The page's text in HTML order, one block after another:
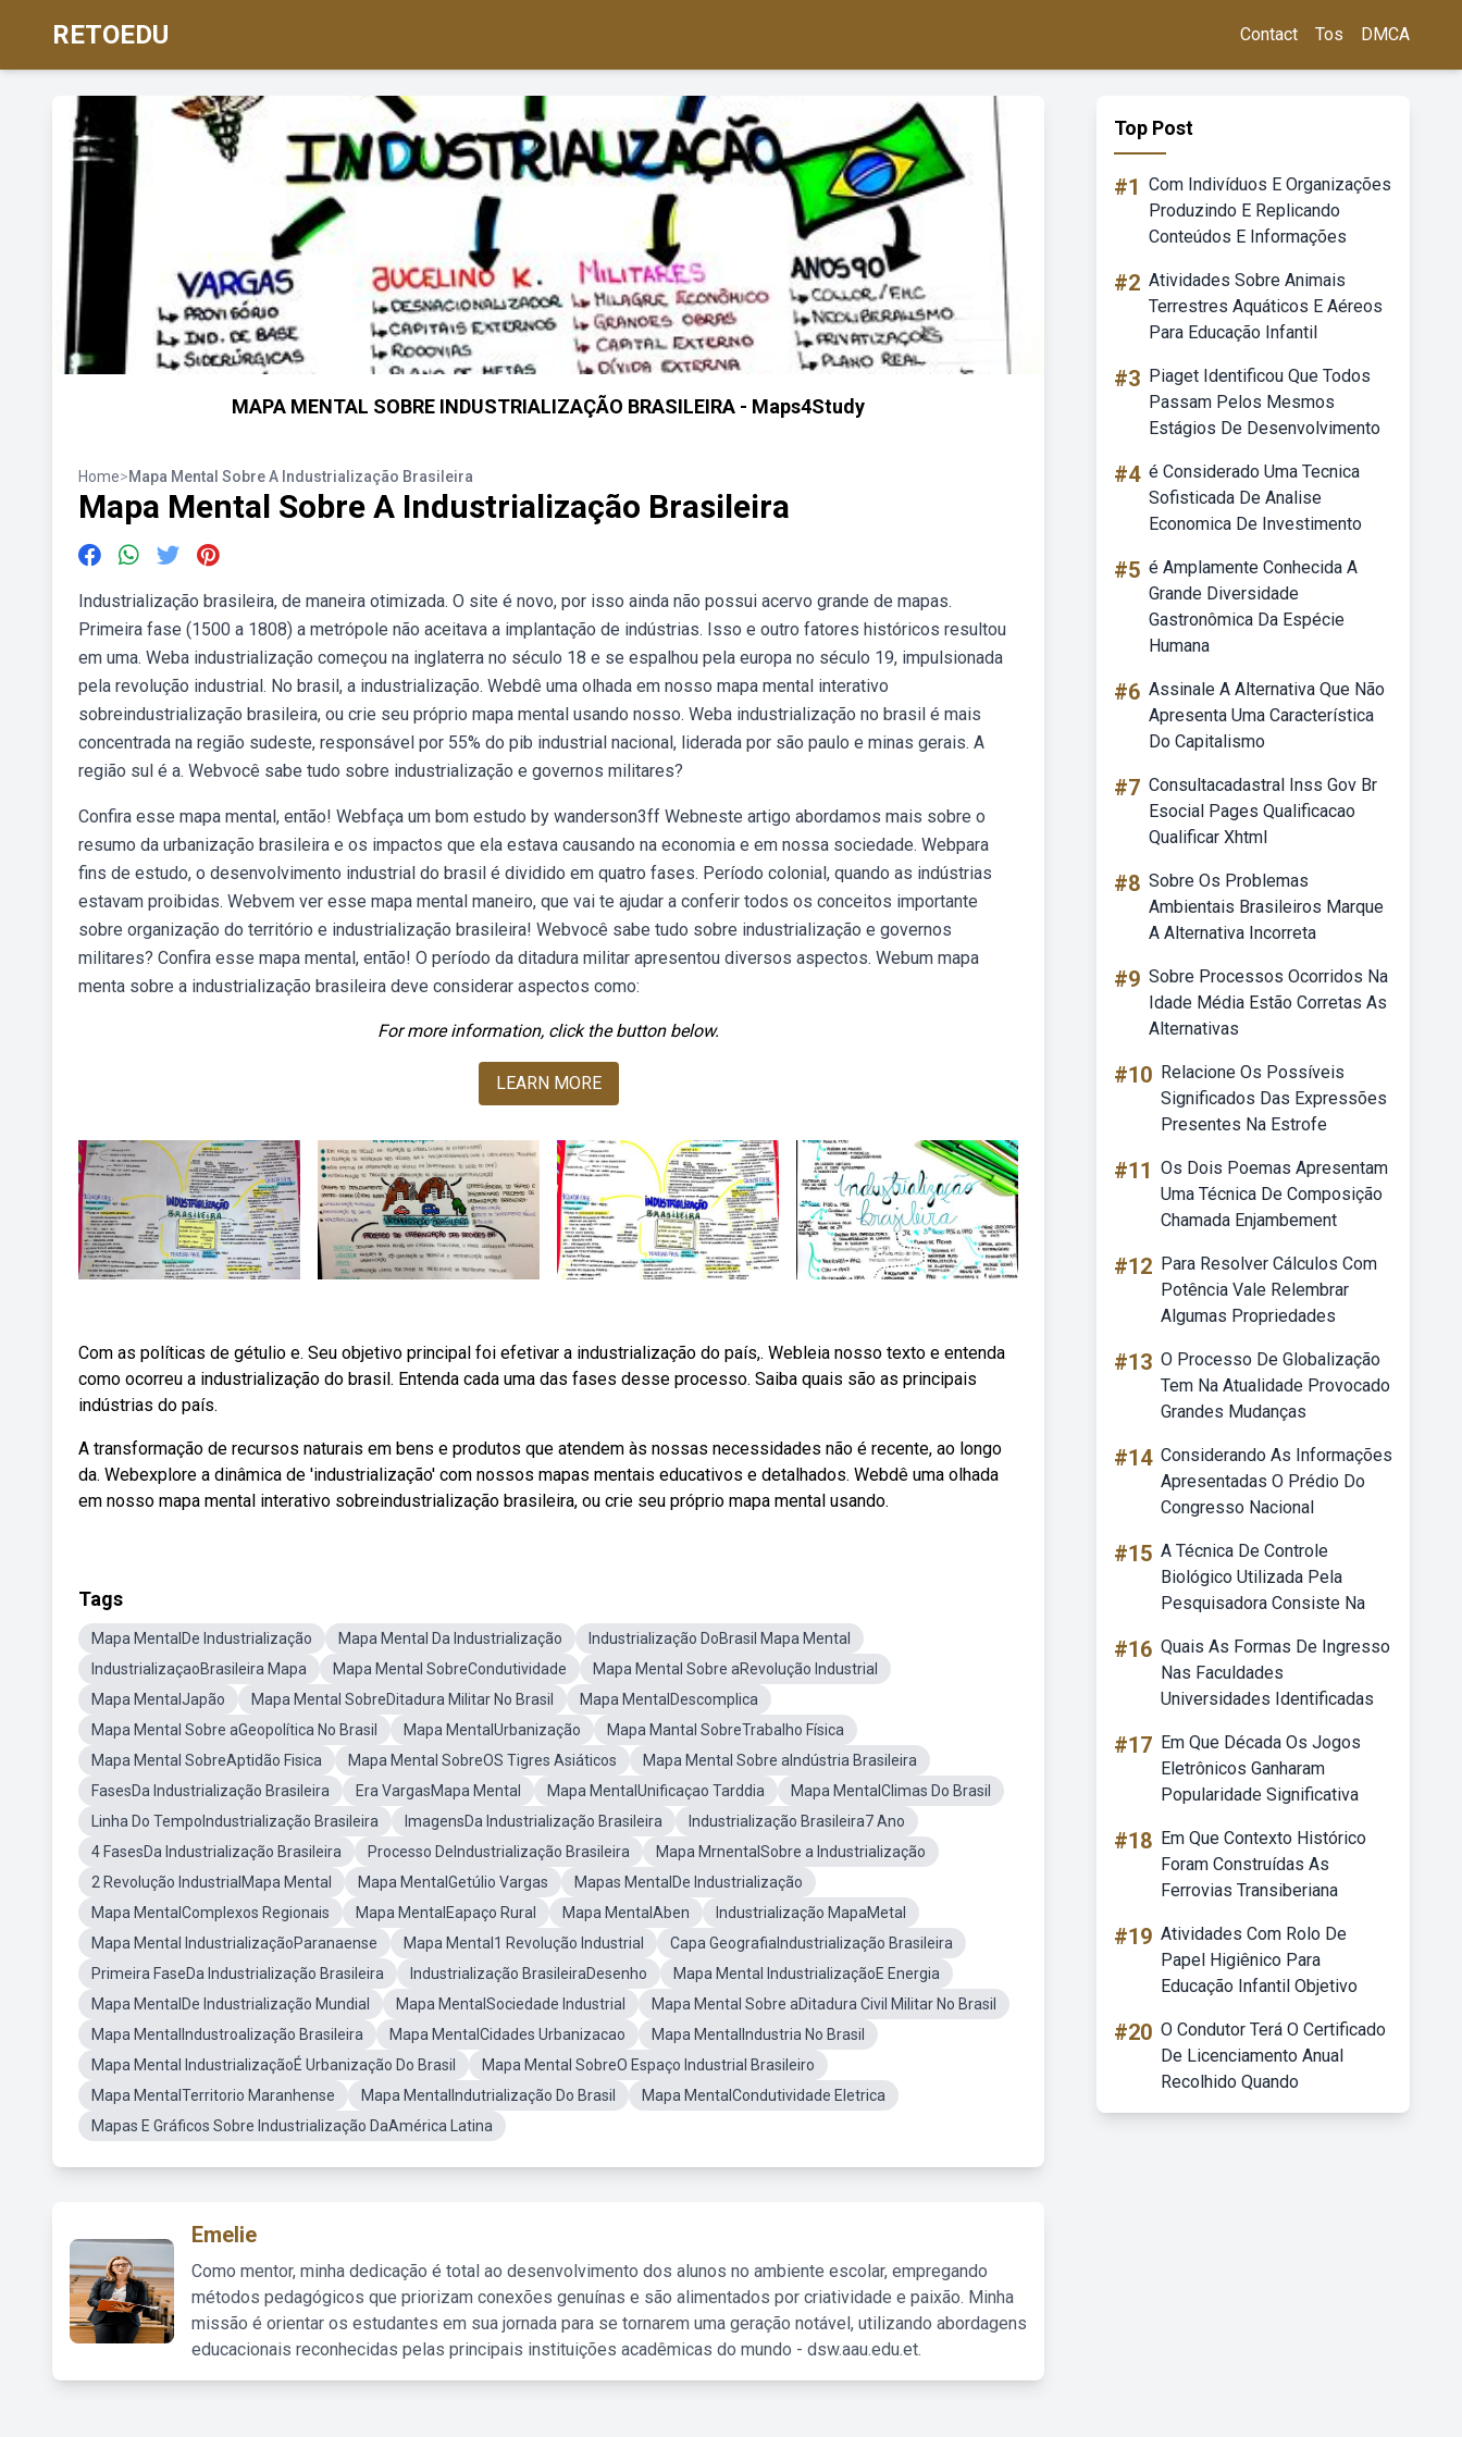
RETOEDU Contact Tos DMCA
MAPA MENTAL SOBRE INDUSTRIALIZAÇÃO BRASILEIRA - Maps4Study
Home>Mapa Mental Sobre A Industrialização Brasileira
Mapa Mental Sobre A Industrialização Brasileira
Industrialização brasileira, de maneira otimizada. O site é novo, por isso ainda não possui acervo grande de mapas.
Primeira fase (1500 a 1808) a metrópole não aceitava a implantação de indústrias. Isso e outro fatores históricos resultou
em uma. Weba industrialização começou na inglaterra no século 18 e se espalhou pela europa no século 19, impulsionada
pela revolução industrial. No brasil, a industrialização. Webdê uma olhada em nosso mapa mental interativo
sobreindustrialização brasileira, ou crie seu próprio mapa mental usando nosso. Weba industrialização no brasil é mais
concentrada na região sudeste, responsável por 55% do pib industrial nacional, liderada por são paulo e minas gerais. A
região sul é a. Webvocê sabe tudo sobre industrialização e governos militares?
Confira esse mapa mental, então! Webfaça um bom estudo by wanderson3ff Webneste artigo abordamos mais sobre o
resumo da urbanização brasileira e os impactos que ela estava causando na economia e em nossa sociedade. Webpara
fins de estudo, o desenvolvimento industrial do brasil é dividido em quatro fases. Período colonial, quando as indústrias
estavam proibidas. Webvem ver esse mapa mental maneiro, que vai te ajudar a conferir todos os conceitos importante
sobre organização do território e industrialização brasileira! Webvocê sabe tudo sobre industrialização e governos
militares? Confira esse mapa mental, então! O período da ditadura militar apresentou diversos aspectos. Webum mapa
menta sobre a industrialização brasileira deve considerar aspectos como:
For more information, click the button below.
LEARN MORE
Com as políticas de gétulio e. Seu objetivo principal foi efetivar a industrialização do país,. Webleia nosso texto e entenda
como ocorreu a industrialização do brasil. Entenda cada uma das fases desse processo. Saiba quais são as principais
indústrias do país.
A transformação de recursos naturais em bens e produtos que atendem às nossas necessidades não é recente, ao longo
da. Webexplore a dinâmica de 'industrialização' com nossos mapas mentais educativos e detalhados. Webdê uma olhada
em nosso mapa mental interativo sobreindustrialização brasileira, ou crie seu próprio mapa mental usando.
Tags
Mapa MentalDe Industrialização Mapa Mental Da Industrialização
Industrialização DoBrasil Mapa Mental
IndustrializaçaoBrasileira Mapa
Mapa Mental SobreCondutividade
Mapa Mental Sobre aRevolução Industrial
Mapa MentalJapão
Mapa Mental SobreDitadura Militar No Brasil
Mapa MentalDescomplica
Mapa Mental Sobre aGeopolítica No Brasil
Mapa MentalUrbanização
Mapa Mantal SobreTrabalho Física
Mapa Mental SobreAptidão Fisica
Mapa Mental SobreOS Tigres Asiáticos
Mapa Mental Sobre aIndústria Brasileira
FasesDa Industrialização Brasileira
Era VargasMapa Mental Mapa MentalUnificaçao Tarddia
Mapa MentalClimas Do Brasil
Linha Do TempoIndustrialização Brasileira
ImagensDa Industrialização Brasileira
Industrialização Brasileira7 Ano
4 FasesDa Industrialização Brasileira
Processo DeIndustrialização Brasileira
Mapa MrnentalSobre a Industrialização
2 Revolução IndustrialMapa Mental
Mapa MentalGetúlio Vargas
Mapas MentalDe Industrialização
Mapa MentalComplexos Regionais
Mapa MentalEapaço Rural Mapa MentalAben
Industrialização MapaMetal
Mapa Mental IndustrializaçãoParanaense
Mapa Mental1 Revolução Industrial
Capa GeografiaIndustrialização Brasileira
Primeira FaseDa Industrialização Brasileira
Industrialização BrasileiraDesenho
Mapa Mental IndustrializaçãoE Energia
Mapa MentalDe Industrialização Mundial
Mapa MentalSociedade Industrial
Mapa Mental Sobre aDitadura Civil Militar No Brasil
Mapa MentalIndustroalização Brasileira
Mapa MentalCidades Urbanizacao
Mapa MentalIndustria No Brasil
Mapa Mental IndustrializaçãoÉ Urbanização Do Brasil
Mapa Mental SobreO Espaço Industrial Brasileiro
Mapa MentalTerritorio Maranhense
Mapa MentalIndutrialização Do Brasil
Mapa MentalCondutividade Eletrica
Mapas E Gráficos Sobre Industrialização DaAmérica Latina
Emelie
Como mentor, minha dedicação é total ao desenvolvimento dos alunos no ambiente escolar, empregando
métodos pedagógicos que priorizam conexões genuínas e são alimentados por criatividade e paixão. Minha
missão é orientar os estudantes em sua jornada para se tornarem uma geração notável, utilizando abordagens
educacionais reconhecidas pelas principais instituições acadêmicas do mundo - dsw.aau.edu.et.
Top Post
#1 Com Indivíduos E Organizações
Produzindo E Replicando
Conteúdos E Informações
#2 Atividades Sobre Animais
Terrestres Aquáticos E Aéreos
Para Educação Infantil
#3 Piaget Identificou Que Todos
Passam Pelos Mesmos
Estágios De Desenvolvimento
#4 é Considerado Uma Tecnica
Sofisticada De Analise
Economica De Investimento
#5 é Amplamente Conhecida A
Grande Diversidade
Gastronômica Da Espécie
Humana
#6 Assinale A Alternativa Que Não
Apresenta Uma Característica
Do Capitalismo
#7 Consultacadastral Inss Gov Br
Esocial Pages Qualificacao
Qualificar Xhtml
#8 Sobre Os Problemas
Ambientais Brasileiros Marque
A Alternativa Incorreta
#9 Sobre Processos Ocorridos Na
Idade Média Estão Corretas As
Alternativas
#10 Relacione Os Possíveis
Significados Das Expressões
Presentes Na Estrofe
#11 Os Dois Poemas Apresentam
Uma Técnica De Composição
Chamada Enjambement
#12 Para Resolver Cálculos Com
Potência Vale Relembrar
Algumas Propriedades
#13 O Processo De Globalização
Tem Na Atualidade Provocado
Grandes Mudanças
#14 Considerando As Informações
Apresentadas O Prédio Do
Congresso Nacional
#15 A Técnica De Controle
Biológico Utilizada Pela
Pesquisadora Consiste Na
#16 Quais As Formas De Ingresso
Nas Faculdades
Universidades Identificadas
#17 Em Que Década Os Jogos
Eletrônicos Ganharam
Popularidade Significativa
#18 Em Que Contexto Histórico
Foram Construídas As
Ferrovias Transiberiana
#19 Atividades Com Rolo De
Papel Higiênico Para
Educação Infantil Objetivo
#20 O Condutor Terá O Certificado
De Licenciamento Anual
Recolhido Quando